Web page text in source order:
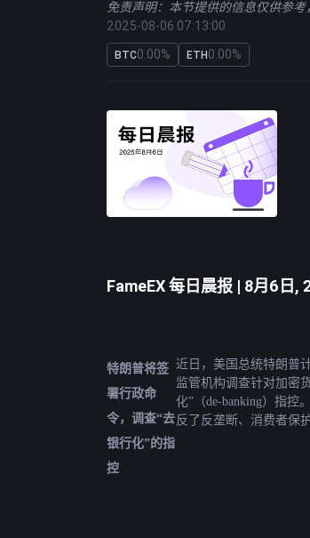
免责声明：本节提供的信息仅供参考
2025-08-06 07:13:00
BTC0.00% ETH0.00%
FameEX 每日晨报 | 8月6日,
特朗普将签
署行政命
令，调查“去
银行化”的指
控
近日，美国总统特朗普
监管机构调查针对加密
化”（de-banking）指控
反了反垄断、消费者保